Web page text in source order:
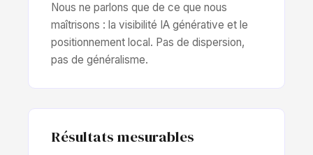
Nous ne parlons que de ce que nous
maîtrisons : la visibilité IA générative et le
positionnement local. Pas de dispersion,
pas de généralisme.
Résultats mesurables